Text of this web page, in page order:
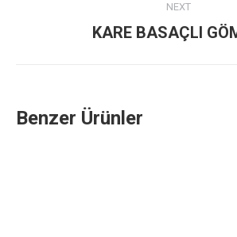
NEXT
Next
KARE BASAÇLI
Benzer Ürünler